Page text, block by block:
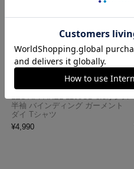
ロサンゼルスアパレル LOSANGE
半袖 バインディング ガーメント
ダイ Tシャツ
¥4,990